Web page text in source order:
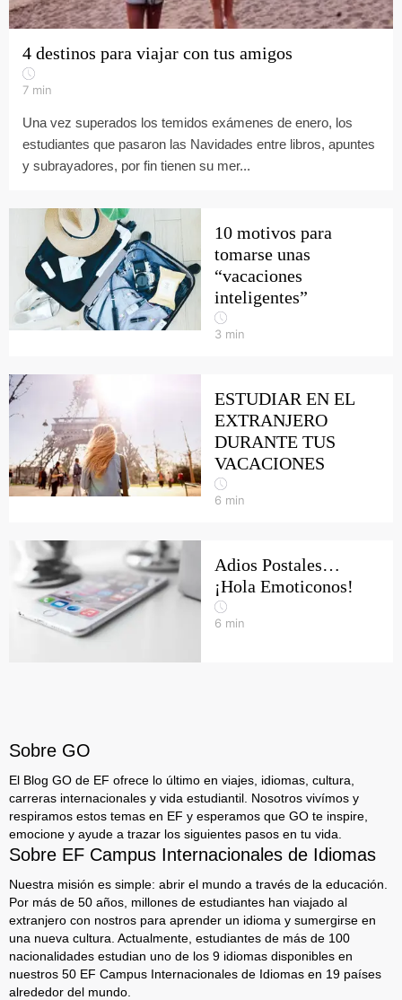
4 destinos para viajar con tus amigos
7 min
Una vez superados los temidos exámenes de enero, los
estudiantes que pasaron las Navidades entre libros, apuntes
y subrayadores, por fin tienen su mer...
10 motivos para
tomarse unas
“vacaciones
inteligentes”
3 min
ESTUDIAR EN EL
EXTRANJERO
DURANTE TUS
VACACIONES
6 min
Adios Postales…
¡Hola Emoticonos!
6 min
Sobre GO
El Blog GO de EF ofrece lo último en viajes, idiomas, cultura,
carreras internacionales y vida estudiantil. Nosotros vivímos y
respiramos estos temas en EF y esperamos que GO te inspire,
emocione y ayude a trazar los siguientes pasos en tu vida.
Sobre EF Campus Internacionales de Idiomas
Nuestra misión es simple: abrir el mundo a través de la educación.
Por más de 50 años, millones de estudiantes han viajado al
extranjero con nostros para aprender un idioma y sumergirse en
una nueva cultura. Actualmente, estudiantes de más de 100
nacionalidades estudian uno de los 9 idiomas disponibles en
nuestros 50 EF Campus Internacionales de Idiomas en 19 países
alrededor del mundo.